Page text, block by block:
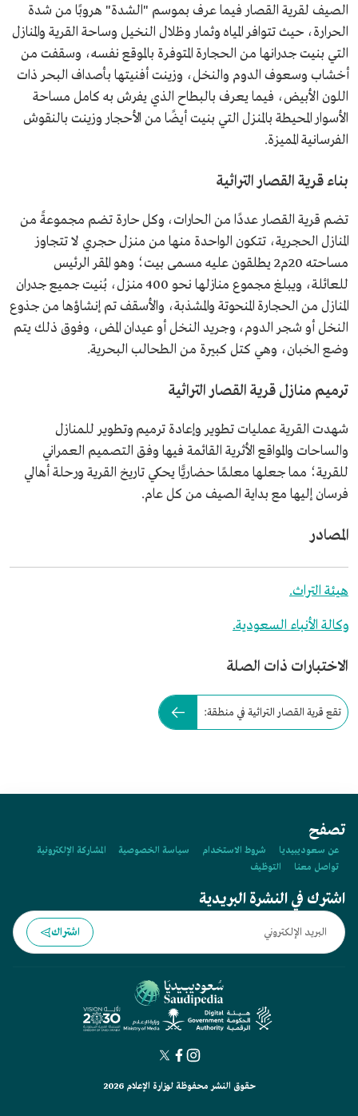
الصيف لقرية القصار فيما عرف بموسم "الشدة" هروبًا من شدة
الحرارة، حيث تتوافر المياه وثمار وظلال النخيل وساحة القرية والمنازل
التي بنيت جدرانها من الحجارة المتوفرة بالموقع نفسه، وسقفت من
أخشاب وسعوف الدوم والنخل، وزينت أفنيتها بأصداف البحر ذات
اللون الأبيض، فيما يعرف بالبطاح الذي يفرش به كامل مساحة
الأسوار المحيطة بالمنزل التي بنيت أيضًا من الأحجار وزينت بالنقوش
الفرسانية المميزة.
بناء قرية القصار التراثية
تضم قرية القصار عددًا من الحارات، وكل حارة تضم مجموعةً من
المنازل الحجرية، تتكون الواحدة منها من منزل حجري لا تتجاوز
مساحته 20م2 يطلقون عليه مسمى بيت؛ وهو المقر الرئيس
للعائلة، ويبلغ مجموع منازلها نحو 400 منزل، بُنيت جميع جدران
المنازل من الحجارة المنحوتة والمشذبة، والأسقف تم إنشاؤها من جذوع
النخل أو شجر الدوم، وجريد النخل أو عيدان المض، وفوق ذلك يتم
وضع الخبان، وهي كتل كبيرة من الطحالب البحرية.
ترميم منازل قرية القصار التراثية
شهدت القرية عمليات تطوير وإعادة ترميم وتطوير للمنازل
والساحات والمواقع الأثرية القائمة فيها وفق التصميم العمراني
للقرية؛ مما جعلها معلمًا حضاريًّا يحكي تاريخ القرية ورحلة أهالي
فرسان إليها مع بداية الصيف من كل عام.
المصادر
هيئة التراث.
وكالة الأنباء السعودية.
الاختبارات ذات الصلة
تقع قرية القصار التراثية في منطقة:
تصفح
عن سعوديبيديا شروط الاستخدام سياسة الخصوصية
المشاركة الإلكترونية
تواصل معنا
التوظيف
اشترك في النشرة البريدية
اشتراك
حقوق النشر محفوظة لوزارة الإعلام 2026